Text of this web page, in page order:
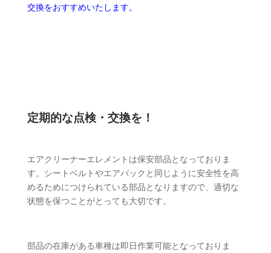
交換をおすすめいたします。
定期的な点検・交換を！
エアクリーナーエレメントは保安部品となっておりま
す。シートベルトやエアバックと同じように安全性を高
めるためにつけられている部品となりますので、適切な
状態を保つことがとっても大切です。
部品の在庫がある車種は即日作業可能となっておりま